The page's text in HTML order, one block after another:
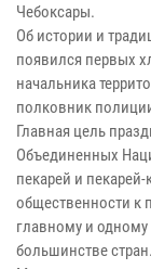
Чебоксары.
Об истории и
появился первых
начальника
полковник
Главная цель
Объединенных
пекарей и
общественности к
главному и
большинстве стран.